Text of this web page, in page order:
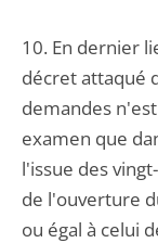
10. En dernier
décret attaqué
demandes
examen que
l'issue des
de l'ouverture
ou égal à celui